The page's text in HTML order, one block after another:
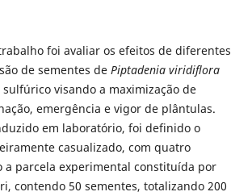
foi avaliar os efeitos de diferentes
de sementes de Piptadenia viridiflora
visando a maximização de
emergência e vigor de plântulas.
em laboratório, foi definido o
casualizado, com quatro
a parcela experimental constituída por
contendo 50 sementes, totalizando 200